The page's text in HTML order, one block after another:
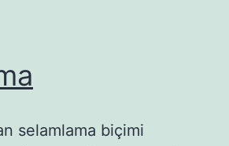
selamlama biçimi